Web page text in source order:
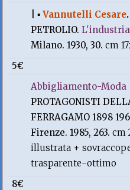
|▪Vannutelli Cesare
PETROLIO.
Milano. 1930, 30.cm
5€
Abbigliamento-Moda
PROTAGONISTI
FERRAGAMO 1898
Firenze. 1985, 263.cm
illustrata +
trasparente-ottimo
8€